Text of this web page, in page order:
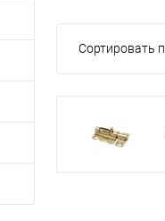
Сортировать